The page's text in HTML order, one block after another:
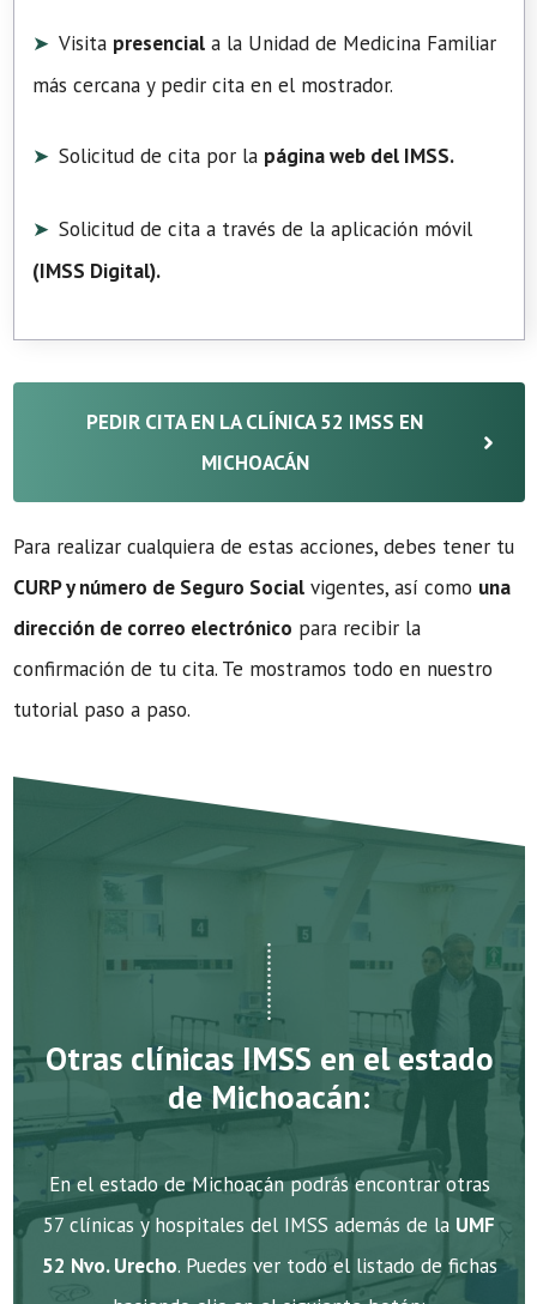
Visita presencial a la Unidad de Medicina Familiar
más cercana y pedir cita en el mostrador.
Solicitud de cita por la página web del IMSS.
Solicitud de cita a través de la aplicación móvil
(IMSS Digital).
PEDIR CITA EN LA CLÍNICA 52 IMSS EN
MICHOACÁN
Para realizar cualquiera de estas acciones, debes tener tu
CURP y número de Seguro Social vigentes, así como una
dirección de correo electrónico para recibir la
confirmación de tu cita. Te mostramos todo en nuestro
tutorial paso a paso.
Otras clínicas IMSS en el estado
de Michoacán:
En el estado de Michoacán podrás encontrar otras
57 clínicas y hospitales del IMSS además de la UMF
52 Nvo. Urecho. Puedes ver todo el listado de fichas